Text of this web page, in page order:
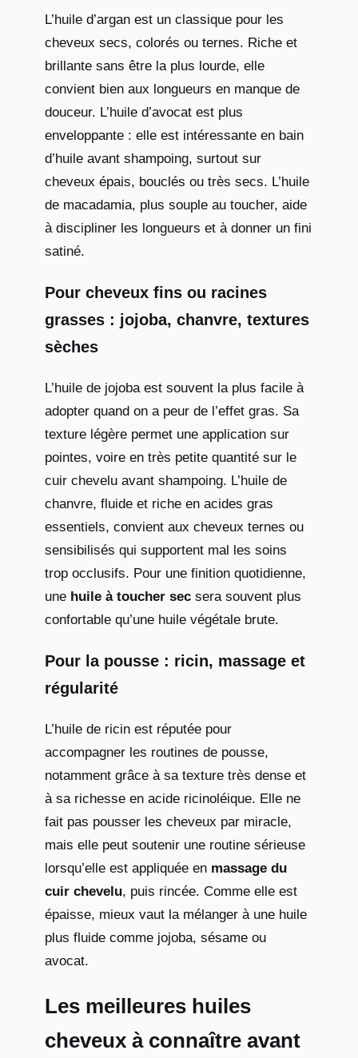
L’huile d’argan est un classique pour les
cheveux secs, colorés ou ternes. Riche et
brillante sans être la plus lourde, elle
convient bien aux longueurs en manque de
douceur. L’huile d’avocat est plus
enveloppante : elle est intéressante en bain
d’huile avant shampoing, surtout sur
cheveux épais, bouclés ou très secs. L’huile
de macadamia, plus souple au toucher, aide
à discipliner les longueurs et à donner un fini
satiné.
Pour cheveux fins ou racines
grasses : jojoba, chanvre, textures
sèches
L’huile de jojoba est souvent la plus facile à
adopter quand on a peur de l’effet gras. Sa
texture légère permet une application sur
pointes, voire en très petite quantité sur le
cuir chevelu avant shampoing. L’huile de
chanvre, fluide et riche en acides gras
essentiels, convient aux cheveux ternes ou
sensibilisés qui supportent mal les soins
trop occlusifs. Pour une finition quotidienne,
une huile à toucher sec sera souvent plus
confortable qu’une huile végétale brute.
Pour la pousse : ricin, massage et
régularité
L’huile de ricin est réputée pour
accompagner les routines de pousse,
notamment grâce à sa texture très dense et
à sa richesse en acide ricinoléique. Elle ne
fait pas pousser les cheveux par miracle,
mais elle peut soutenir une routine sérieuse
lorsqu’elle est appliquée en massage du
cuir chevelu, puis rincée. Comme elle est
épaisse, mieux vaut la mélanger à une huile
plus fluide comme jojoba, sésame ou
avocat.
Les meilleures huiles
cheveux à connaître avant